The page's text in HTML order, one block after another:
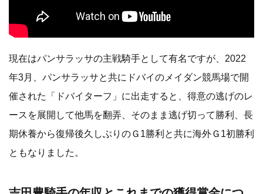
現在はパンサラッサの主戦騎手として有名ですが、2022
年3月、パンサラッサと共にドバイのメイダン競馬場で開
催された「ドバイターフ」に出走すると、得意の逃げのレ
ースを展開して他馬を翻弄、そのまま逃げ切って勝利、長
期休養から復帰後久しぶりのＧ1勝利と共に海外Ｇ1初勝利
ともなりました。